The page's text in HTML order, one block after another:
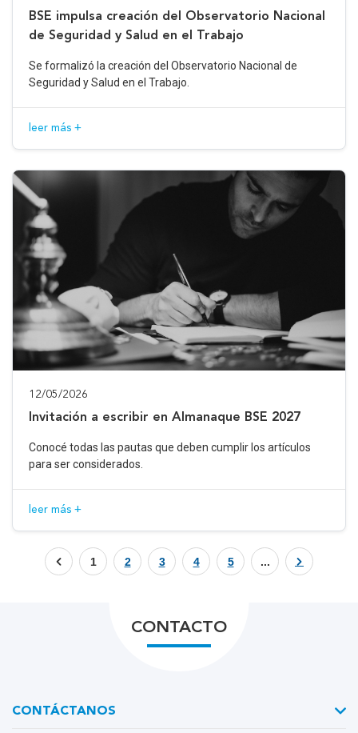
BSE impulsa creación del Observatorio Nacional
de Seguridad y Salud en el Trabajo
Se formalizó la creación del Observatorio Nacional de
Seguridad y Salud en el Trabajo.
leer más +
12/05/2026
Invitación a escribir en Almanaque BSE 2027
Conocé todas las pautas que deben cumplir los artículos
para ser considerados.
leer más +
1 2 3 4 5 ...
CONTACTO
CONTÁCTANOS